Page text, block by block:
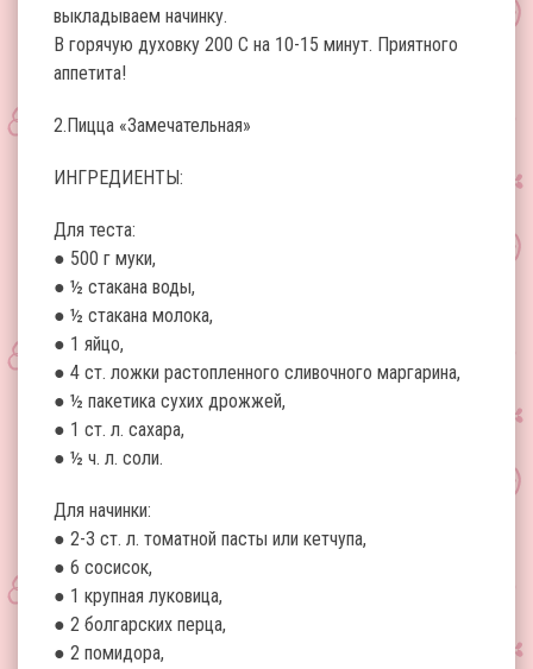
выкладываем начинку.
В горячую духовку 200 С на 10-15 минут. Приятного
аппетита!
2.Пицца «Замечательная»
ИНГРЕДИЕНТЫ:
Для теста:
● 500 г муки,
● ½ стакана воды,
● ½ стакана молока,
● 1 яйцо,
● 4 ст. ложки растопленного сливочного маргарина,
● ½ пакетика сухих дрожжей,
● 1 ст. л. сахара,
● ½ ч. л. соли.
Для начинки:
● 2-3 ст. л. томатной пасты или кетчупа,
● 6 сосисок,
● 1 крупная луковица,
● 2 болгарских перца,
● 2 помидора,